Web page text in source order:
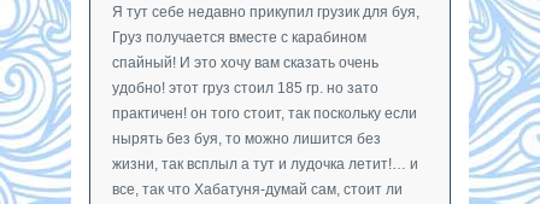
Я тут себе недавно прикупил грузик для буя,
Груз получается вместе с карабином
спайный! И это хочу вам сказать очень
удобно! этот груз стоил 185 гр. но зато
практичен! он того стоит, так поскольку если
нырять без буя, то можно лишится без
жизни, так всплыл а тут и лудочка летит!… и
все, так что Хабатуня-думай сам, стоит ли